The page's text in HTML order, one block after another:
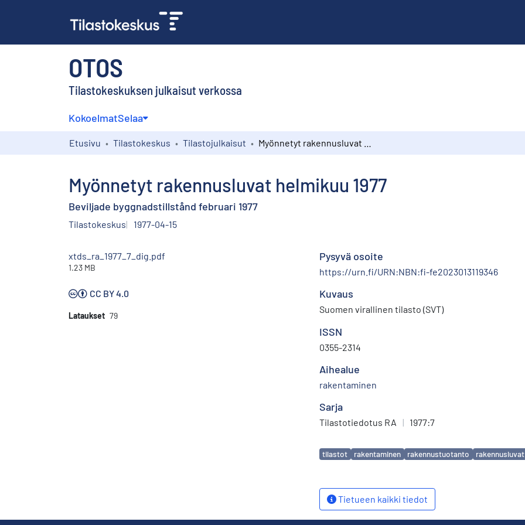
OTOS
Tilastokeskuksen julkaisut verkossa
KokoelmatSelaa
Etusivu Tilastokeskus Tilastojulkaisut
Myönnetyt rakennusluvat helmikuu 1977
Beviljade byggnadstillstånd februari 1977
Tilastokeskus 1977-04-15
xtds_ra_1977_7_dig.pdf
1.23 MB
CC BY 4.0
Lataukset 79
Pysyvä osoite
https://urn.fi/URN:NBN:fi-fe2023013119346
Kuvaus
Suomen virallinen tilasto (SVT)
ISSN
0355-2314
Aihealue
rakentaminen
Sarja
Tilastotiedotus RA | 1977:7
Avainsanat
tilastot rakentaminen rakennustuotanto rakennusluvat
Tietueen kaikki tiedot